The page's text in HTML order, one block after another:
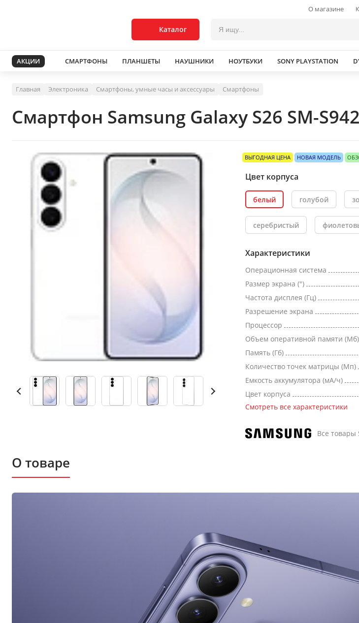
О магазине
Каталог
АКЦИИ СМАРТФОНЫ ПЛАНШЕТЫ НАУШНИКИ НОУТБУКИ SONY PLAYSTATION
Главная Электроника Смартфоны, умные часы и аксессуары Смартфоны
Смартфон Samsung Galaxy S26 SM-
ВЫГОДНАЯ ЦЕНА НОВАЯ МОДЕЛЬ
Цвет корпуса
белый голубой
серебристый
Характеристики
Операционная система
Размер экрана (")
Частота дисплея (Гц)
Разрешение экрана
Процессор
Объем оперативной памяти (Мб)
Память (Гб)
Количество точек матрицы (Мп)
Емкость аккумулятора (мА/ч)
Цвет корпуса
Смотреть все характеристики
Все товары
О товаре